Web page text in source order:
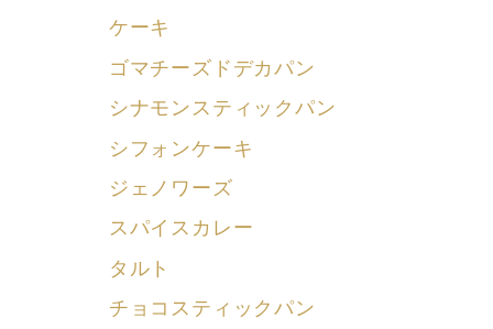
ケーキ
ゴマチーズドデカパン
シナモンスティックパン
シフォンケーキ
ジェノワーズ
スパイスカレー
タルト
チョコスティックパン